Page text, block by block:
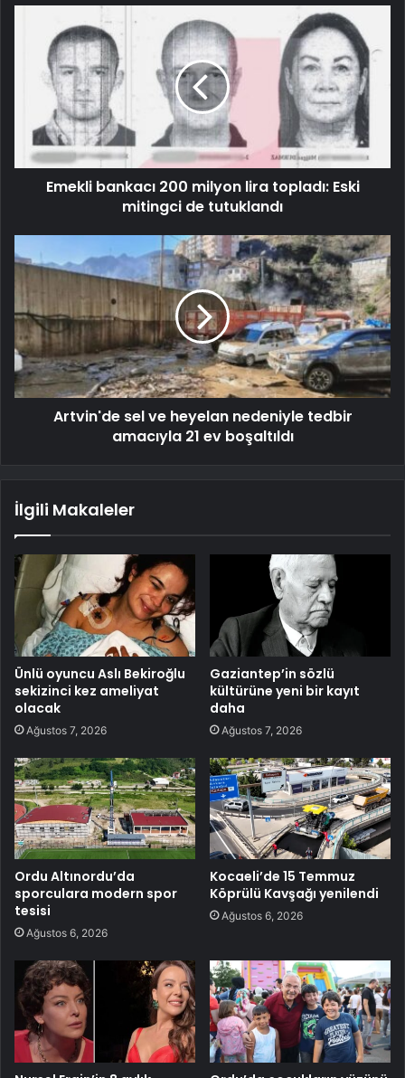
Emekli bankacı 200 milyon lira topladı: Eski
mitingci de tutuklandı
Artvin'de sel ve heyelan nedeniyle tedbir
amacıyla 21 ev boşaltıldı
İlgili Makaleler
Ünlü oyuncu Aslı Bekiroğlu
sekizinci kez ameliyat
olacak
Ağustos 7, 2026
Gaziantep’in sözlü
kültürüne yeni bir kayıt
daha
Ağustos 7, 2026
Ordu Altınordu’da
sporculara modern spor
tesisi
Ağustos 6, 2026
Kocaeli’de 15 Temmuz
Köprülü Kavşağı yenilendi
Ağustos 6, 2026